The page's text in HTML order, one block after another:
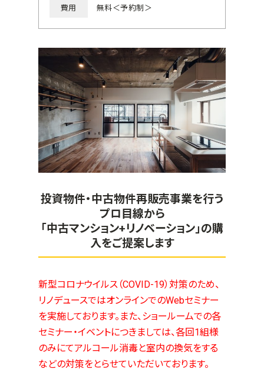
費用 無料＜予約制＞
投資物件・中古物件再販売事業を行う
プロ目線から
「中古マンション+リノベーション」の購
入をご提案します
新型コロナウイルス（COVID-19）対策のため、
リノデュースではオンラインでのWebセミナー
を実施しております。また、ショールームでの各
セミナー・イベントにつきましては、各回1組様
のみにてアルコール消毒と室内の換気をする
などの対策をとらせていただいております。